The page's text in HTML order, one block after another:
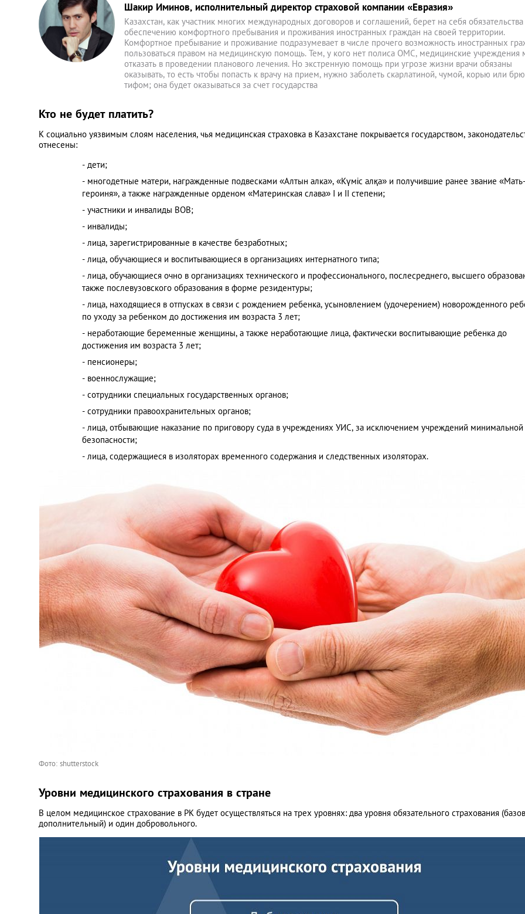
Шакир Иминов, исполнительный директор страховой компании «Евразия»
Казахстан, как участник многих международных договоров и соглашений, берет на себя
обеспечению комфортного пребывания и проживания иностранных граждан на своей территории.
Комфортное пребывание и проживание подразумевает в числе прочего возможность иностранных
пользоваться правом на медицинскую помощь. Тем, у кого нет полиса ОМС, медицинские учреждения
отказать в проведении планового лечения. Но экстренную помощь при угрозе жизни врачи обязаны
оказывать, то есть чтобы попасть к врачу на прием, нужно заболеть скарлатиной, чумой, корью или
тифом; она будет оказываться за счет государства
Кто не будет платить?
К социально уязвимым слоям населения, чья медицинская страховка в Казахстане покрывается государством,
отнесены:
- дети;
- многодетные матери, награжденные подвесками «Алтын алка», «Күміс алқа» и получившие ранее звание «Мать-
героиня», а также награжденные орденом «Материнская слава» I и II степени;
- участники и инвалиды ВОВ;
- инвалиды;
- лица, зарегистрированные в качестве безработных;
- лица, обучающиеся и воспитывающиеся в организациях интернатного типа;
- лица, обучающиеся очно в организациях технического и профессионального, послесреднего, высшего
также послевузовского образования в форме резидентуры;
- лица, находящиеся в отпусках в связи с рождением ребенка, усыновлением (удочерением) новорожденного
по уходу за ребенком до достижения им возраста 3 лет;
- неработающие беременные женщины, а также неработающие лица, фактически воспитывающие ребенка до
достижения им возраста 3 лет;
- пенсионеры;
- военнослужащие;
- сотрудники специальных государственных органов;
- сотрудники правоохранительных органов;
- лица, отбывающие наказание по приговору суда в учреждениях УИС, за исключением учреждений минимальной
безопасности;
- лица, содержащиеся в изоляторах временного содержания и следственных изоляторах.
Фото: shutterstock
Уровни медицинского страхования в стране
В целом медицинское страхование в РК будет осуществляться на трех уровнях: два уровня обязательного страхования
дополнительный) и один добровольного.